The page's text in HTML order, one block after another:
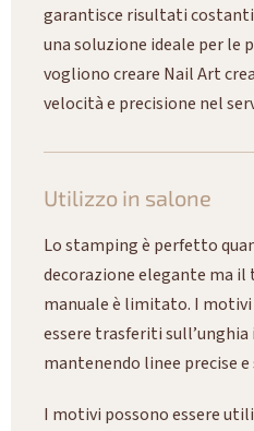
garantisce risultati costanti
una soluzione ideale per le
vogliono creare Nail Art
velocità e precisione nel
Utilizzo in salone
Lo stamping è perfetto
decorazione elegante ma
manuale è limitato. I
essere trasferiti sull’unghia
mantenendo linee precise
I motivi possono essere